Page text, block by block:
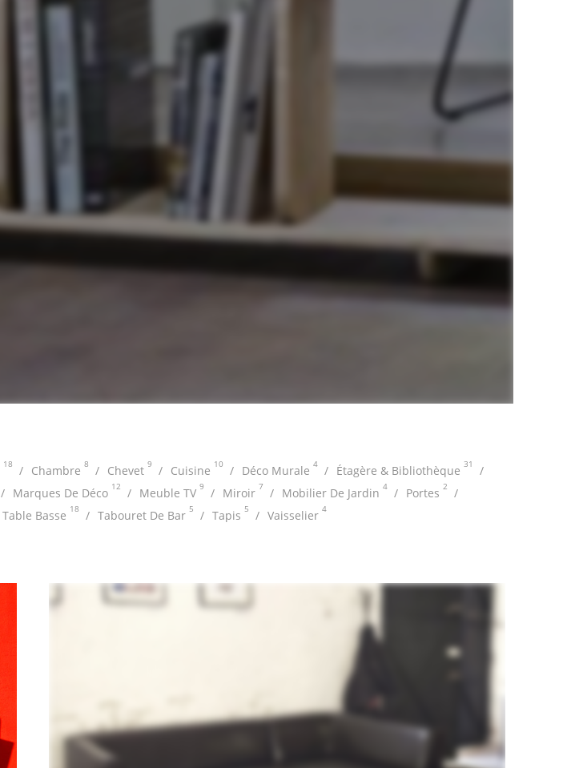
18 Chambre 8 Chevet 9 Cuisine 10 Déco Murale 4 Étagère & Bibliothèque 31
Marques De Déco 12 Meuble TV 9 Miroir 7 Mobilier De Jardin 4 Portes 2
Table Basse 18 Tabouret De Bar 5 Tapis 5 Vaisselier 4